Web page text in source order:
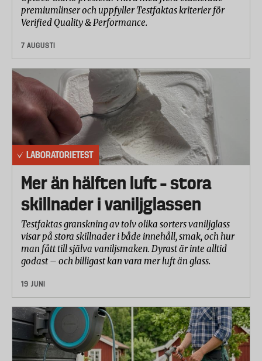
genomförde fyra falltest från 50 cm (tre mot botten
av lådan och mot ett av hörnen). Därefter
undersökte man eventuella skador på boxen.
Handtagen testades genom hänga boxen med 10
kilos vikt på en stång under 24 timmar.
Laboratoriet gjorde även en bedömning av boxarnas
konstruktion.
Hantering och användning
att öppna och stänga, hur de är att packa och städa ur
samt handtagens ergonomi. Man mätte även
ljudnivån 1 meter från boxen under maxkylning.
Energieffektivitet
Laboratoriet mätte hur många timmar varje box kan
tagits till boxens volym och kyleffekt.
premiumlinser och uppfyller Testfaktas kriterier för
Verified Quality & Performance.
7 AUGUSTI
LABORATORIETEST
Mer än hälften luft – stora
skillnader i vaniljglassen
Testfaktas granskning av tolv olika sorters vaniljglass
visar på stora skillnader i både innehåll, smak, och hur
man fått till själva vaniljsmaken. Dyrast är inte alltid
godast – och billigast kan vara mer luft än glass.
19 JUNI